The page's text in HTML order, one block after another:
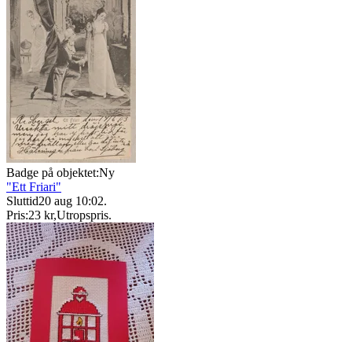
Badge på objektet:Ny
"Ett Friari"
Sluttid20 aug 10:02.
Pris:23 kr,Utropspris.